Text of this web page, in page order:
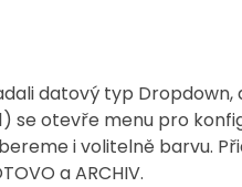
datový typ Dropdown,
se otevře menu pro
i volitelně barvu.
a ARCHIV.